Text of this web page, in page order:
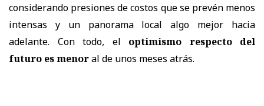
considerando presiones de costos que se prevén menos
intensas y un panorama local algo mejor hacia
adelante. Con todo, el optimismo respecto del
futuro es menoral de unos meses atrás.